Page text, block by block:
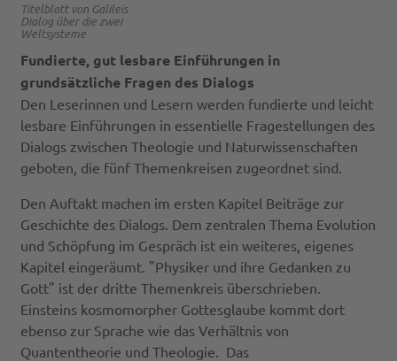
Titelblatt von Galileis
Dialog über die zwei
Weltsysteme
Fundierte, gut lesbare Einführungen in
grundsätzliche Fragen des Dialogs
Den Leserinnen und Lesern werden fundierte und leicht
lesbare Einführungen in essentielle Fragestellungen des
Dialogs zwischen Theologie und Naturwissenschaften
geboten, die fünf Themenkreisen zugeordnet sind.
Den Auftakt machen im ersten Kapitel Beiträge zur
Geschichte des Dialogs. Dem zentralen Thema Evolution
und Schöpfung im Gespräch ist ein weiteres, eigenes
Kapitel eingeräumt. "Physiker und ihre Gedanken zu
Gott" ist der dritte Themenkreis überschrieben.
Einsteins kosmomorpher Gottesglaube kommt dort
ebenso zur Sprache wie das Verhältnis von
Quantentheorie und Theologie. Das